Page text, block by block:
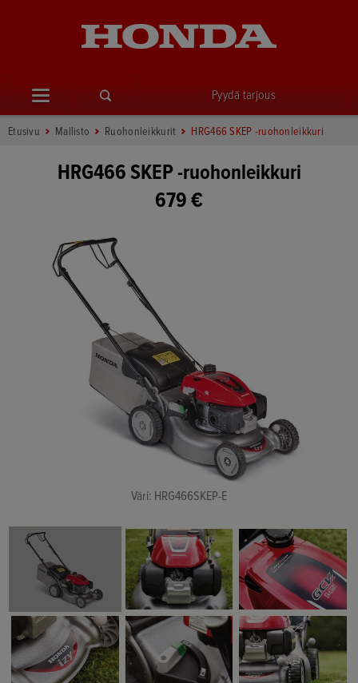
Pyydä tarjous
Etusivu Mallisto Ruohonleikkurit HRG466 SKEP -ruohonleikkuri
HRG466 SKEP -ruohonleikkuri
679 €
Väri: HRG466SKEP-E